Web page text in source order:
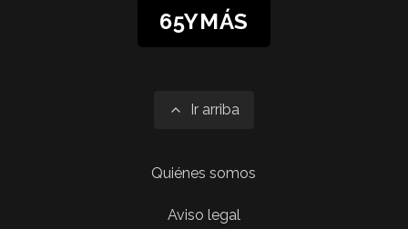
65YMÁS
Ir arriba
Quiénes somos
Aviso legal